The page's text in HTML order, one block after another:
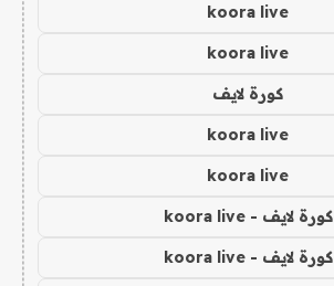
koora live
koora live
كورة لايف
koora live
koora live
كورة لايف - koora live
كورة لايف - koora live